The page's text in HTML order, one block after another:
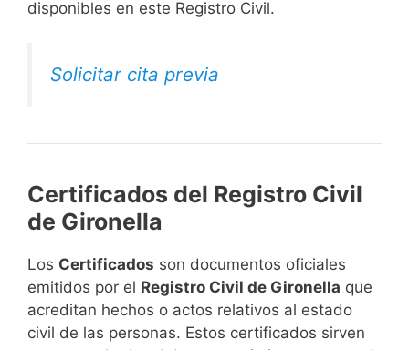
disponibles en este Registro Civil.​
Solicitar cita previa
Certificados del Registro Civil
de Gironella
Los Certificados son documentos oficiales
emitidos por el Registro Civil de Gironella que
acreditan hechos o actos relativos al estado
civil de las personas. Estos certificados sirven